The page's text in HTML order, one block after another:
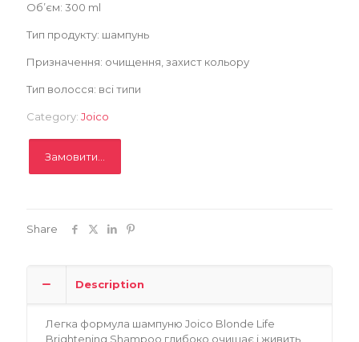
Об’єм: 300 ml
Тип продукту: шампунь
Призначення: очищення, захист кольору
Тип волосся: всі типи
Category: Joico
Замовити...
Share
Description
Легка формула шампуню Joico Blonde Life
Brightening Shampoo глибоко очищає і живить,
Записатися